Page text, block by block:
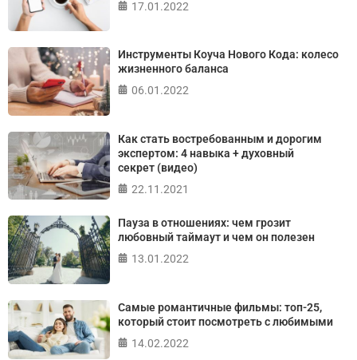
17.01.2022
Инструменты Коуча Нового Кода: колесо
жизненного баланса
06.01.2022
Как стать востребованным и дорогим
экспертом: 4 навыка + духовный
секрет (видео)
22.11.2021
Пауза в отношениях: чем грозит
любовный таймаут и чем он полезен
13.01.2022
Самые романтичные фильмы: топ-25,
который стоит посмотреть с любимыми
14.02.2022